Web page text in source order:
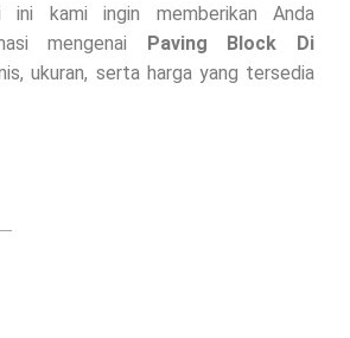
ini kami ingin memberikan Anda
mengenai Paving Block Di
ukuran, serta harga yang tersedia